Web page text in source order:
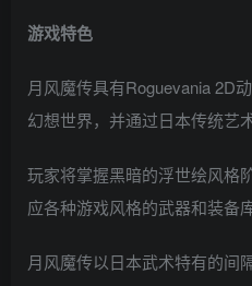
游戏特色
月风魔传具有Roguevania 2D
幻想世界，并通过日本传统艺
玩家将掌握黑暗的浮世绘风格
应各种游戏风格的武器和装备库
月风魔传以日本武术特有的间